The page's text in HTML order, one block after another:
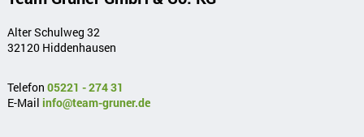
Alter Schulweg 32
32120 Hiddenhausen
Telefon 05221 - 274 31
E-Mail info@team-gruner.de